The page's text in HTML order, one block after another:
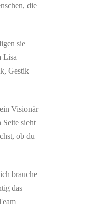
die
sie
Lisa
Gestik
Visionär
sieht
ob du
brauche
das